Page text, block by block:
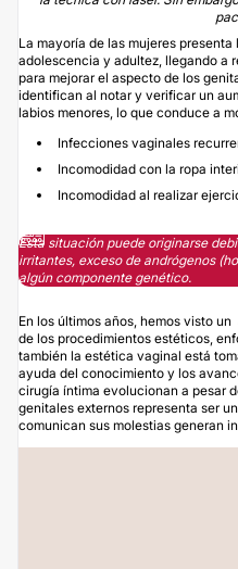
La mayoría de las mujeres
adolescencia y adultez, llegando a
para mejorar el aspecto de los
identifican al notar y verificar un
labios menores, lo que conduce a
Infecciones vaginales
Incomodidad con la ropa
Incomodidad al realizar
Esta situación puede originarse
irritantes, exceso de andrógenos
algún componente genético.
En los últimos años, hemos visto
de los procedimientos estéticos,
también la estética vaginal está
ayuda del conocimiento y los
cirugía íntima evolucionan a pesar
genitales externos representa ser
comunican sus molestias generan